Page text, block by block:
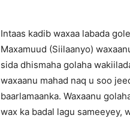
Intaas kadib waxaa labada
Maxamuud (Siilaanyo)
sida dhismaha golaha
waxaanu mahad naq u soo
baarlamaanka. Waxaanu
wax ka badal lagu sameeyey,